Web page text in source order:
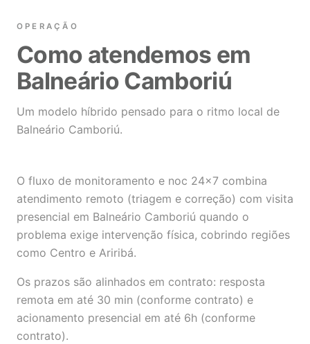
OPERAÇÃO
Como atendemos em
Balneário Camboriú
Um modelo híbrido pensado para o ritmo local de
Balneário Camboriú.
O fluxo de monitoramento e noc 24×7 combina
atendimento remoto (triagem e correção) com visita
presencial em Balneário Camboriú quando o
problema exige intervenção física, cobrindo regiões
como Centro e Ariribá.
Os prazos são alinhados em contrato: resposta
remota em até 30 min (conforme contrato) e
acionamento presencial em até 6h (conforme
contrato).